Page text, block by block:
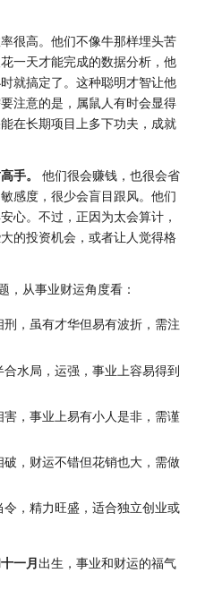
很高。他们不像牛那样埋头苦
一天才能完成的数据分析，他
就搞定了。这种聪明才智让他
注意的是，属鼠人有时会显得
在长期项目上多下功夫，成就
手。
他们很会赚钱，也很会省
感度，很少会盲目跟风。他们
心。不过，正因为太会算计，
的投资机会，或者让人觉得格
，从事业财运角度看：
刑，虽有才华但易有波折，需注
合水局，运强，事业上容易得到
害，事业上易有小人是非，需谨
破，财运不错但花销也大，需做
令，精力旺盛，适合独立创业或
一月 出生，事业和财运的福气